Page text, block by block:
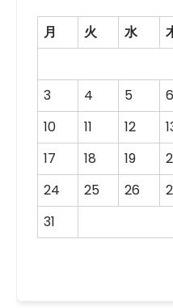
月 火 水
3
4 5 6
10
11 12
17
18 19
24
25 26
31